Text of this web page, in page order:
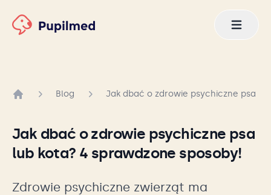
Blog Jak dbać o zdrowie psychiczne psa
Jak dbać o zdrowie psychiczne psa
lub kota? 4 sprawdzone sposoby!
Zdrowie psychiczne zwierząt ma